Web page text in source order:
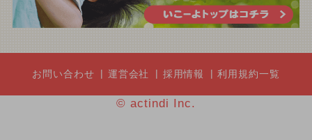
お問い合わせ 運営会社 採用情報 利用規約一覧
© actindi Inc.